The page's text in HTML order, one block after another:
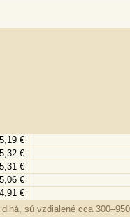
€
€
€
€
€
sú vzdialené cca